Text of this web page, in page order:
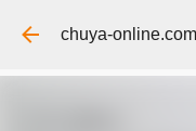
スキップし
chuya-